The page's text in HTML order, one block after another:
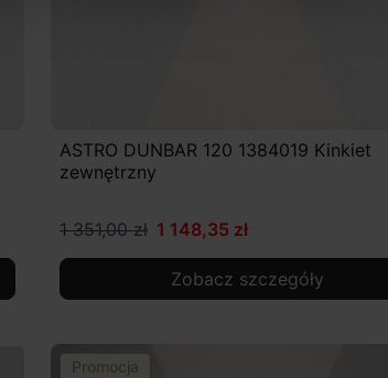
ASTRO DUNBAR 120 1384019 Kinkiet
zewnętrzny
1 351,00 zł 1 148,35 zł
Zobacz szczegóły
Promocja